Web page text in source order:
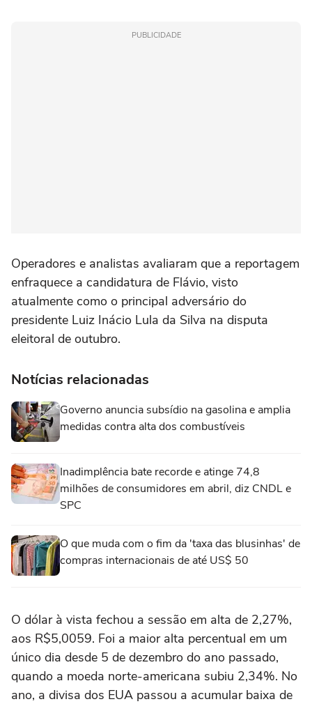
PUBLICIDADE
Operadores e analistas avaliaram que a reportagem
enfraquece a candidatura de Flávio, visto
atualmente como o principal adversário do
presidente Luiz Inácio ⁠Lula da Silva na disputa
eleitoral de outubro.
Notícias relacionadas
Governo anuncia subsídio na gasolina e amplia
medidas contra alta dos combustíveis
Inadimplência bate recorde e atinge 74,8
milhões de consumidores em abril, diz CNDL e
SPC
O que muda com o fim da 'taxa das blusinhas' de
compras internacionais de até US$ 50
O dólar à vista fechou a sessão ‌em alta de 2,27%,
aos R$5,0059. Foi a maior alta percentual em um
único dia desde 5 de dezembro do ano passado,
quando a moeda norte-americana subiu ‌2,34%. No
ano, a divisa dos EUA passou ‌a acumular baixa de